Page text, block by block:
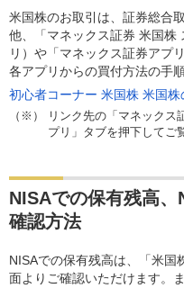
米国株のお取引は、証券総合
他、「マネックス証券 米国株
リ）や「マネックス証券アプ
各アプリからの買付方法の手
初心者コーナー 米国株 米国株
（※）
リンク先の「マネックス
プリ」タブを押下してご
NISAでの保有残高
確認方法
NISAでの保有残高は、「米国
面よりご確認いただけます。